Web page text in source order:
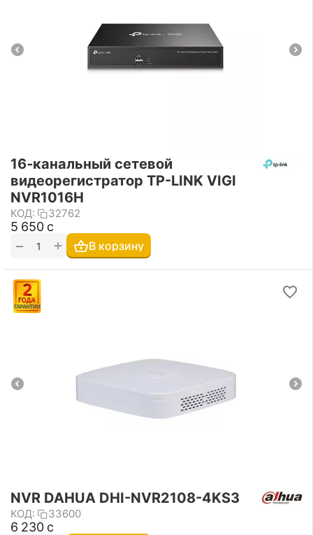
16‑канальный сетевой
видеорегистратор TP-LINK VIGI
NVR1016H
КОД: 32762
5 650 с
+
− В корзину
NVR DAHUA DHI-NVR2108-4KS3
КОД: 33600
6 230 с